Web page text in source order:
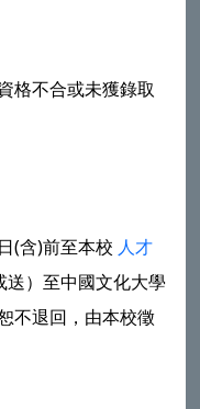
格不合或未獲錄取
(含)前至本校 人才
送）至中國文化大學
不退回，由本校徵